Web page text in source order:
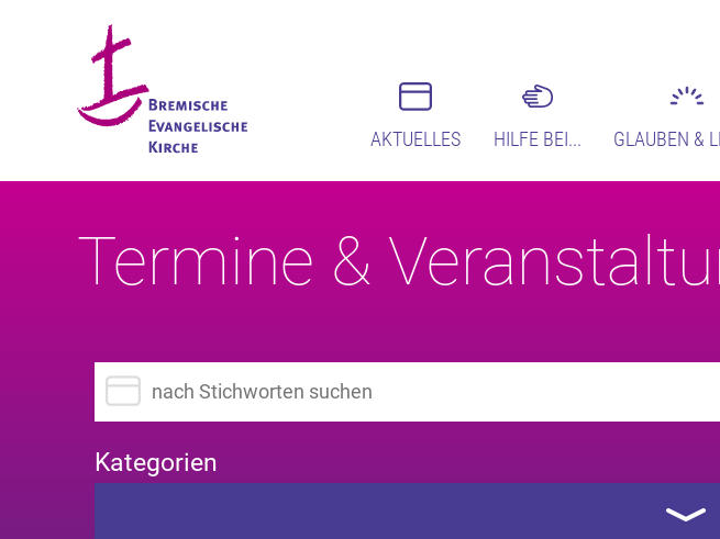
AKTUELLES HILFE BEI... GLAUBEN &
Termine &
Suchbegriff eingeben
Kategorien